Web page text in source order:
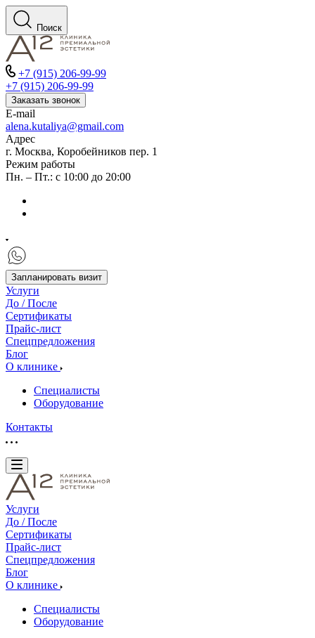
Поиск
+7 (915) 206-99-99
+7 (915) 206-99-99
Заказать звонок
E-mail
alena.kutaliya@gmail.com
Адрес
г. Москва, Коробейников пер. 1
Режим работы
Пн. – Пт.: с 10:00 до 20:00
Запланировать визит
Услуги
До / После
Сертификаты
Прайс-лист
Спецпредложения
Блог
О клинике
Специалисты
Оборудование
Контакты
Услуги
До / После
Сертификаты
Прайс-лист
Спецпредложения
Блог
О клинике
Специалисты
Оборудование